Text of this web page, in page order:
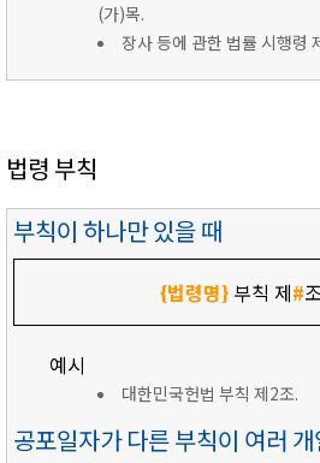
(가)목.
장사 등에 관한 법률 시행령
법령 부칙
부칙이 하나만 있을 때
{법령명}부칙 제#
예시
대한민국헌법 부칙 제2조.
공포일자가 다른 부칙이 여러 개